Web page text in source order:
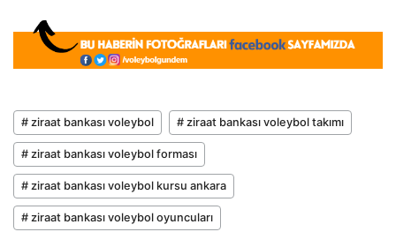
# ziraat bankası voleybol # ziraat bankası voleybol takımı
# ziraat bankası voleybol forması
# ziraat bankası voleybol kursu ankara
# ziraat bankası voleybol oyuncuları